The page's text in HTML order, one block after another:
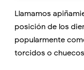
Llamamos
posición de los
popularmente
torcidos o